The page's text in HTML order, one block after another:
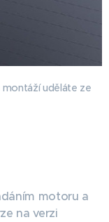
uděláte ze
motoru a
na verzi